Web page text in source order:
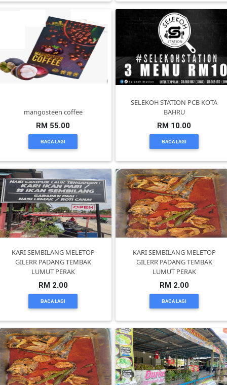
mangosteen coffee
RM 55.00
BACA LAGI
SELEKOH STATION PCB KOTA
BAHRU
RM 10.00
BACA LAGI
KARI SEMBILANG MELETOP
GILERR PADANG TEMBAK
LUMUT PERAK
RM 2.00
BACA LAGI
KARI SEMBILANG MELETOP
GILERR PADANG TEMBAK
LUMUT PERAK
RM 2.00
BACA LAGI
PENDIDIKAN(19)
DERMA
DAN
INFAK(0)
TUDUNG(0)
ARTIKEL(14)
PEMBORONG(2)
PRODUK
DIGITAL(29)
MAKANAN(25)
PERNIAGAAN(41)
ELEKTRONIK(5)
SUKAN/HOBI(2)